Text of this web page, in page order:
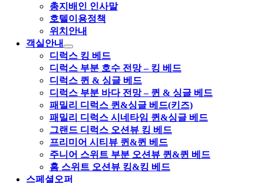
총지배인 인사말
호텔이용정책
위치안내
객실안내
디럭스 킹 베드
디럭스 부분 호수 전망 – 킹 베드
디럭스 퀸 & 싱글 베드
디럭스 부분 바다 전망 – 퀸 & 싱글 베드
패밀리 디럭스 퀸&싱글 베드(키즈)
패밀리 디럭스 시네타임 퀸&싱글 베드
그랜드 디럭스 오션뷰 킹 베드
프리미어 시티뷰 퀸&퀸 베드
주니어 스위트 부분 오션뷰 퀸&퀸 베드
홈 스위트 오션뷰 킹&킹 베드
스페셜오퍼